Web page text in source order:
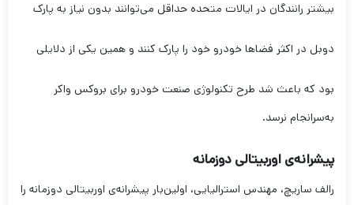
بیشتر رانندگان در ایالات متحده حداقل می‌توانند بدون نیاز به پارک
دوبل در اکثر فضاها خودرو خود را پارک کنند و همین یکی از دلایلی
بود که باعث شد طرح تکنولوژی صنعت خودرو برای بروکس واکر
به‌سرانجام نرسد.
پیشرانه‌ی اوربیتالی دوزمانه
رالف ساریچ، مهندس استرالیایی، اولین‌بار پیشرانه‌ی اوربیتالی دوزمانه را